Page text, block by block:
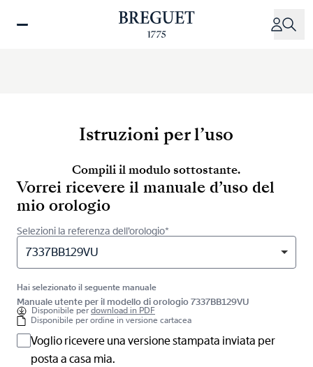
Istruzioni per l’uso
Compili il modulo sottostante.
Vorrei ricevere il manuale d’uso del
mio orologio
Selezioni la referenza dell’orologio*
7337BB129VU
Hai selezionato il seguente manuale
Manuale utente per il modello di orologio 7337BB129VU
Disponibile perdownload in PDF
Disponibile per ordine in versione cartacea
Voglio ricevere una versione stampata inviata per
posta a casa mia.